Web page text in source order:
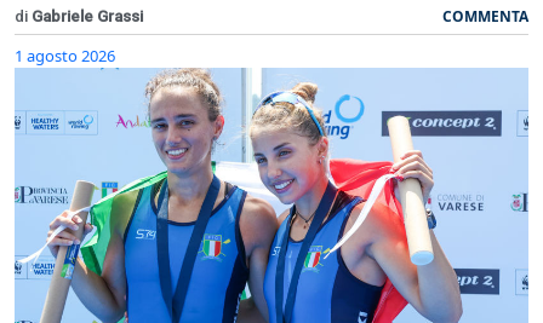
di Gabriele Grassi COMMENTA
1 agosto 2026